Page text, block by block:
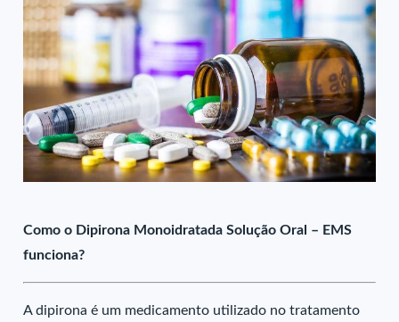
Como o Dipirona Monoidratada Solução Oral – EMS
funciona?
A dipirona é um medicamento utilizado no tratamento